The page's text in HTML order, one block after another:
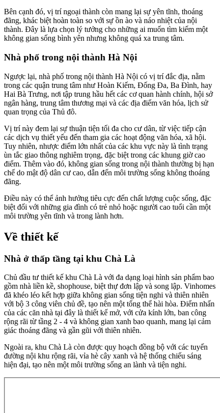
Bên cạnh đó, vị trí ngoại thành còn mang lại sự yên tĩnh, thoáng
đãng, khác biệt hoàn toàn so với sự ồn ào và náo nhiệt của nội
thành. Đây là lựa chọn lý tưởng cho những ai muốn tìm kiếm một
không gian sống bình yên nhưng không quá xa trung tâm.
Nhà phố trong nội thành Hà Nội
Ngược lại, nhà phố trong nội thành Hà Nội có vị trí đắc địa, nằm
trong các quận trung tâm như Hoàn Kiếm, Đống Đa, Ba Đình, hay
Hai Bà Trưng, nơi tập trung hầu hết các cơ quan hành chính, hội sở
ngân hàng, trung tâm thương mại và các địa điểm văn hóa, lịch sử
quan trọng của Thủ đô.
Vị trí này đem lại sự thuận tiện tối đa cho cư dân, từ việc tiếp cận
các dịch vụ thiết yếu đến tham gia các hoạt động văn hóa, xã hội.
Tuy nhiên, nhược điểm lớn nhất của các khu vực này là tình trạng
ùn tắc giao thông nghiêm trọng, đặc biệt trong các khung giờ cao
điểm. Thêm vào đó, không gian sống trong nội thành thường bị hạn
chế do mật độ dân cư cao, dẫn đến môi trường sống không thoáng
đãng.
Điều này có thể ảnh hưởng tiêu cực đến chất lượng cuộc sống, đặc
biệt đối với những gia đình có trẻ nhỏ hoặc người cao tuổi cần một
môi trường yên tĩnh và trong lành hơn.
Về thiết kế
Nhà ở thấp tầng tại khu Chà Là
Chủ đầu tư thiết kế khu Chà Là với đa dạng loại hình sản phẩm bao
gồm nhà liền kề, shophouse, biệt thự đơn lập và song lập. Vinhomes
đã khéo léo kết hợp giữa không gian sống tiện nghi và thiên nhiên
với bộ 3 công viên chủ đề, tạo nên một tổng thể hài hòa. Điểm nhấn
của các căn nhà tại đây là thiết kế mở, với cửa kính lớn, ban công
rộng rãi từ tầng 2 - 4 và không gian xanh bao quanh, mang lại cảm
giác thoáng đãng và gần gũi với thiên nhiên.
Ngoài ra, khu Chà Là còn được quy hoạch đồng bộ với các tuyến
đường nội khu rộng rãi, vỉa hè cây xanh và hệ thống chiếu sáng
hiện đại, tạo nên một môi trường sống an lành và tiện nghi.